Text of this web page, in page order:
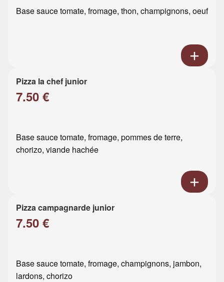
Base sauce tomate, fromage, thon, champignons, oeuf
Pizza la chef junior
7.50 €
Base sauce tomate, fromage, pommes de terre,
chorizo, viande hachée
Pizza campagnarde junior
7.50 €
Base sauce tomate, fromage, champignons, jambon,
lardons, chorizo